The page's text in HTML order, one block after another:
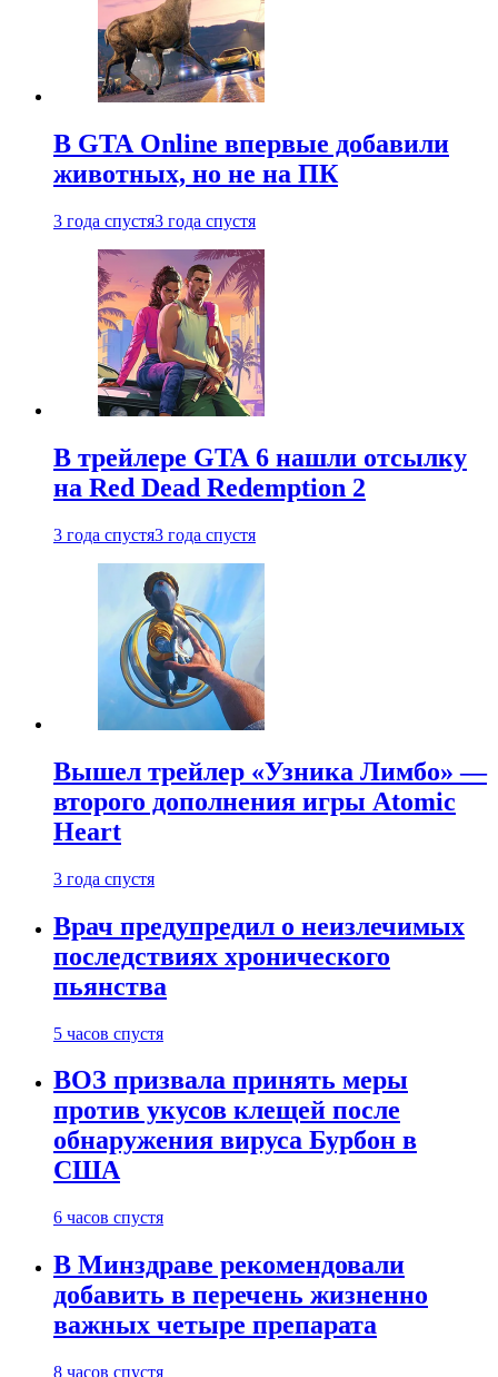
В GTA Online впервые добавили
животных, но не на ПК
3 года спустя3 года спустя
В трейлере GTA 6 нашли отсылку
на Red Dead Redemption 2
3 года спустя3 года спустя
Вышел трейлер «Узника Лимбо» —
второго дополнения игры Atomic
Heart
3 года спустя
Врач предупредил о неизлечимых
последствиях хронического
пьянства
5 часов спустя
ВОЗ призвала принять меры
против укусов клещей после
обнаружения вируса Бурбон в
США
6 часов спустя
В Минздраве рекомендовали
добавить в перечень жизненно
важных четыре препарата
8 часов спустя